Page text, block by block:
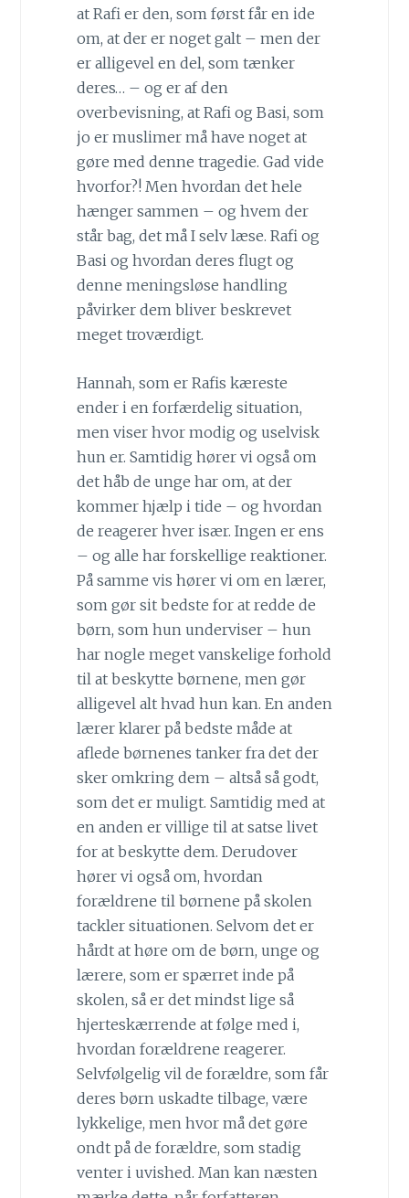
at Rafi er den, som først får en ide
om, at der er noget galt – men der
er alligevel en del, som tænker
deres… – og er af den
overbevisning, at Rafi og Basi, som
jo er muslimer må have noget at
gøre med denne tragedie. Gad vide
hvorfor?! Men hvordan det hele
hænger sammen – og hvem der
står bag, det må I selv læse. Rafi og
Basi og hvordan deres flugt og
denne meningsløse handling
påvirker dem bliver beskrevet
meget troværdigt.
Hannah, som er Rafis kæreste
ender i en forfærdelig situation,
men viser hvor modig og uselvisk
hun er. Samtidig hører vi også om
det håb de unge har om, at der
kommer hjælp i tide – og hvordan
de reagerer hver især. Ingen er ens
– og alle har forskellige reaktioner.
På samme vis hører vi om en lærer,
som gør sit bedste for at redde de
børn, som hun underviser – hun
har nogle meget vanskelige forhold
til at beskytte børnene, men gør
alligevel alt hvad hun kan. En anden
lærer klarer på bedste måde at
aflede børnenes tanker fra det der
sker omkring dem – altså så godt,
som det er muligt. Samtidig med at
en anden er villige til at satse livet
for at beskytte dem. Derudover
hører vi også om, hvordan
forældrene til børnene på skolen
tackler situationen. Selvom det er
hårdt at høre om de børn, unge og
lærere, som er spærret inde på
skolen, så er det mindst lige så
hjerteskærrende at følge med i,
hvordan forældrene reagerer.
Selvfølgelig vil de forældre, som får
deres børn uskadte tilbage, være
lykkelige, men hvor må det gøre
ondt på de forældre, som stadig
venter i uvished. Man kan næsten